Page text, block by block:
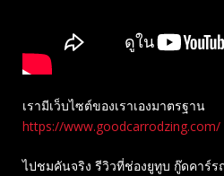
เรามีเว็บไซต์ของเราเองมาตรฐาน
https://www.goodcarrodzing.com/
ไปชมคันจริง รีวิวที่ช่องยู​ทูบ​ กู๊ดคาร์ร